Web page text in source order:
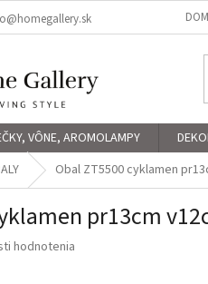
VÔNE, AROMOLAMPY
Obal ZT5500 cyklamen
pr13cm
hodnotenia